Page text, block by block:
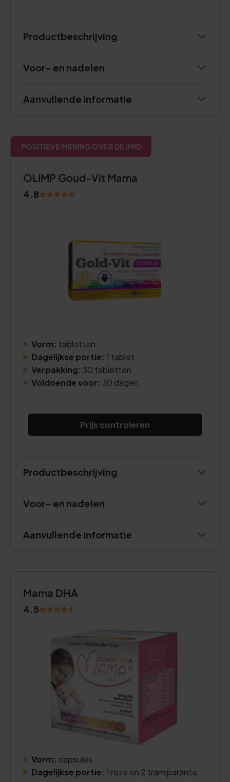
Productbeschrijving
Voor- en nadelen
Aanvullende informatie
POSITIEVE MENING OVER DE IMID
OLIMP Goud-Vit Mama
4.8
Vorm: tabletten
Dagelijkse portie: 1 tablet
Verpakking: 30 tabletten
Voldoende voor: 30 dagen
Prijs controleren
Productbeschrijving
Voor- en nadelen
Aanvullende informatie
Mama DHA
4.5
Vorm: capsules
Dagelijkse portie: 1 roze en 2 transparante